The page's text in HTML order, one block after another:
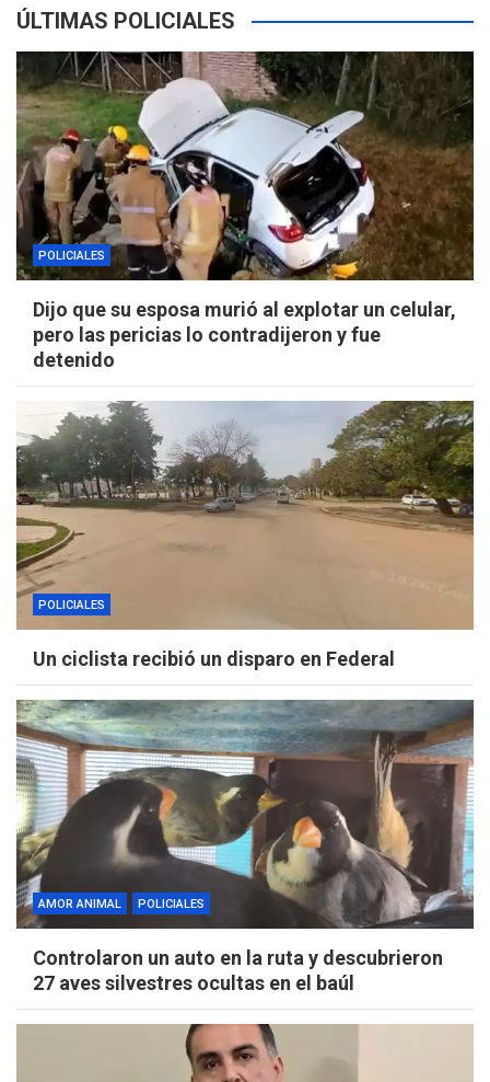
ÚLTIMAS POLICIALES
POLICIALES
Dijo que su esposa murió al explotar un celular,
pero las pericias lo contradijeron y fue
detenido
POLICIALES
Un ciclista recibió un disparo en Federal
AMOR ANIMAL POLICIALES
Controlaron un auto en la ruta y descubrieron
27 aves silvestres ocultas en el baúl